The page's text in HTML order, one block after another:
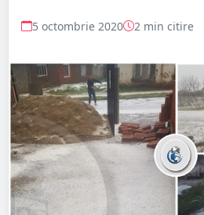
5 octombrie 2020 2 min citire